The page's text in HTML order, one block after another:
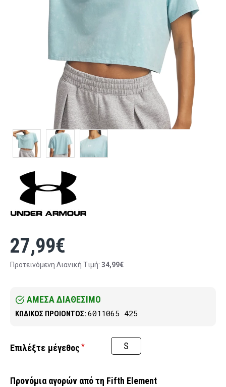
ΑΜΕΣΑ ΔΙΑΘΕΣΙΜΟ
ΚΩΔΙΚΟΣ ΠΡΟΙΟΝΤΟΣ: 6011065 425
27,99€
Προτεινόμενη Λιανική Tιμή: 34,99€
μέγεθος S
Προνόμια αγορών από τη Fifth Element